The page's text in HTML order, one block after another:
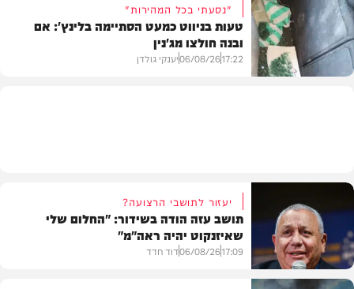
צבא וביטחון
"נסעתי בכל המהירות"
טעות בניווט כמעט הסתיימה בלינץ': אם
ובנה חולצו מג'נין
17:22
06/08/26יענקי גולדן
יעזור לתושבי הרצועה?
תושב עזה הודה בשידור: "החלום שלי
שאיזנקוט יהיה ראה"מ"
17:09
06/08/26דוד חדד